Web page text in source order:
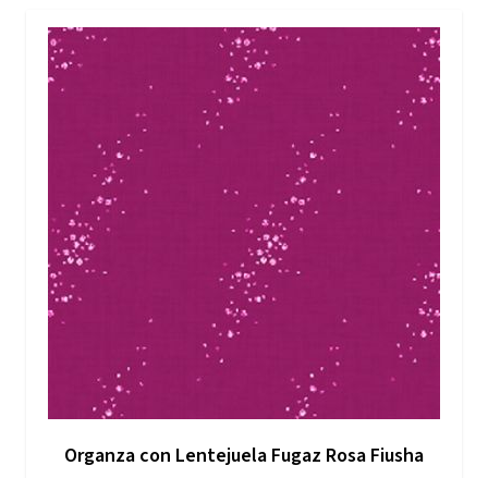
Organza con Lentejuela Fugaz Rosa Fiusha